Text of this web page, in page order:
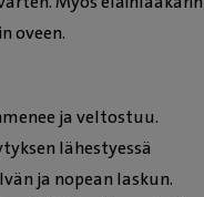
oveen.
ja veltostuu.
lähestyessä
ja nopean laskun.